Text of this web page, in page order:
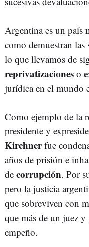
Argentina es un país
como demuestran las
lo que llevamos de
reprivatizaciones o
jurídica en el mundo
Como ejemplo de la
presidente y
Kirchnerfue
años de prisión e
de corrupción. Por
pero la justicia
que sobreviven con
que más de un juez
empeño.